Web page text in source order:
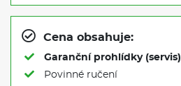
Cena obsahuje:
Garanční prohlídky (servis)
Povinné ručení